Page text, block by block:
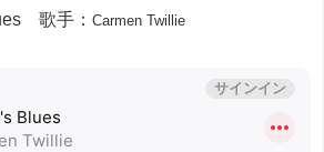
歌手：Carmen Twillie